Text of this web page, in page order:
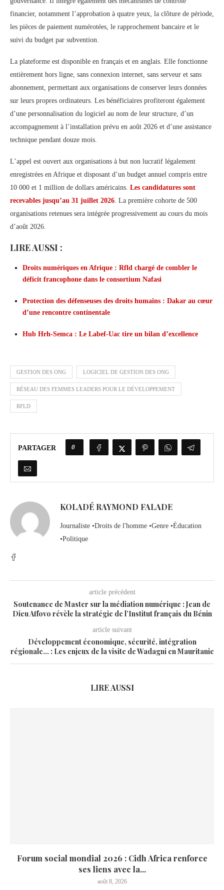
financier, notamment l’approbation à quatre yeux, la clôture de période,
les pièces de paiement numérotées, le rapprochement bancaire et le
suivi du budget par subvention.
La plateforme est disponible en français et en anglais. Elle fonctionne
entièrement hors ligne, sans connexion internet, sans serveur et sans
abonnement, permettant aux organisations de conserver leurs données
sur leurs propres ordinateurs. Les bénéficiaires profiteront également
d’une personnalisation du logiciel au nom de leur structure, d’un
accompagnement à l’installation prévu en août 2026 et d’une assistance
technique pendant douze mois.
L’appel est ouvert aux organisations à but non lucratif légalement
enregistrées en Afrique et disposant d’un budget annuel compris entre
10 000 et 1 million de dollars américains. Les candidatures sont
recevables jusqu’au 31 juillet 2026. La première cohorte de 500
organisations retenues sera intégrée progressivement au cours du mois
d’août 2026.
LIRE AUSSI :
Droits numériques en Afrique : Rfld chargé de combler le
déficit francophone dans le consortium Nafasi
Protection des défenseuses des droits humains : Dakar au cœur
d’une rencontre continentale
Hub Hrh-Semca : Le Labef-Uac tire un bilan d’excellence
GESTION DES ONG LOGICIEL DE GESTION DES ONG
RÉSEAU DES FEMMES LEADERS POUR LE DÉVELOPPEMENT
RFLD
PARTAGER 0
KOLADÉ RAYMOND FALADE
Journaliste •Droits de l'homme •Genre •Éducation
•Politique
article précédent
Soutenance de Master sur la médiation numérique : Jean de
Dieu Affovo révèle la stratégie de l’Institut français du Bénin
article suivant
Développement économique, sécurité, intégration
régionale… : Les enjeux de la visite de Wadagni en Mauritanie
LIRE AUSSI
Forum social mondial 2026 : Cidh Africa renforce
ses liens avec la...
août 8, 2026